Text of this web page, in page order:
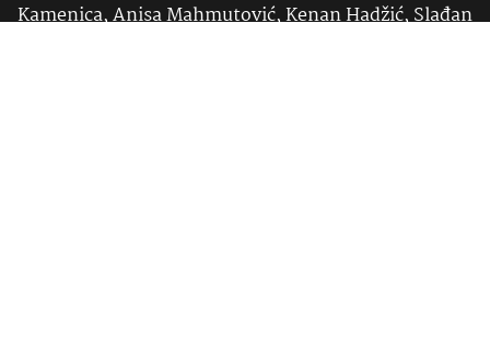
Kamenica, Anisa Mahmutović, Kenan Hadžić, Slađan